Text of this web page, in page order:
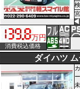
万円
消費税込価格
ダイハツ